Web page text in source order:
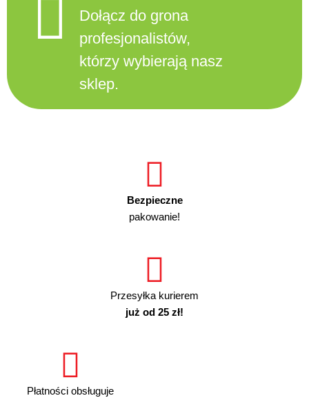
Dołącz do grona
profesjonalistów,
którzy wybierają nasz
sklep.
Bezpieczne
pakowanie!
Przesyłka kurierem
już od 25 zł!
Płatności obsługuje